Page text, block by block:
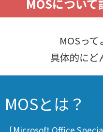
MOSについて
MOSっ
具体的にど
MOSとは？